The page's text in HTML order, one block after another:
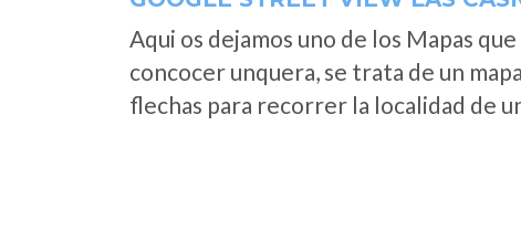
Aqui os dejamos uno de los Mapas
concocer unquera, se trata de un
flechas para recorrer la localidad de